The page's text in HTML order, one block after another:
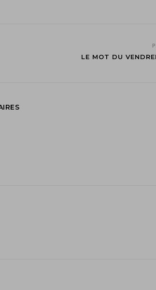
LE MOT DU